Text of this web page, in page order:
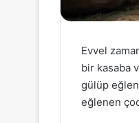
Evvel
bir kasaba
gülüp
eğlenen